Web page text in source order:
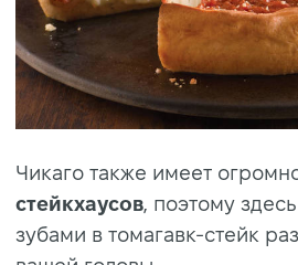
Чикаго также имеет
стейкхаусов, поэтому
зубами в томагавк-стейк